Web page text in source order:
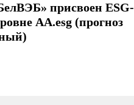
присвоен ESG-
AA.esg (прогноз